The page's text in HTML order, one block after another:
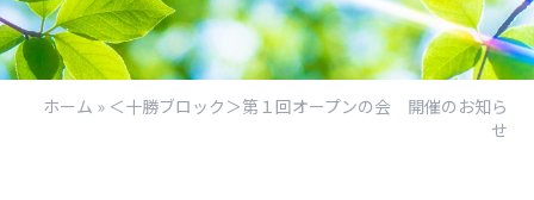
新規登録（IDをお持ちではない方）
ホーム » ＜十勝ブロック＞第１回オープンの会 開催のお知ら
せ